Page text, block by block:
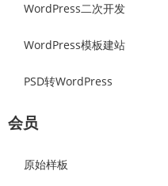
WordPress二次开发
WordPress模板建站
PSD转WordPress
会员
原始样板